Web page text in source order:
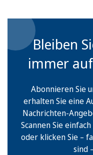
Bleiben
immer
Abonnieren Sie
erhalten Sie eine
Nachrichten-
Scannen Sie
oder klicken Sie –
sind